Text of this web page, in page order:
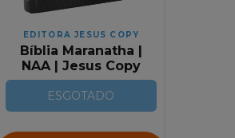
EDITORA JESUS COPY
Bíblia Maranatha |
NAA | Jesus Copy
ESGOTADO